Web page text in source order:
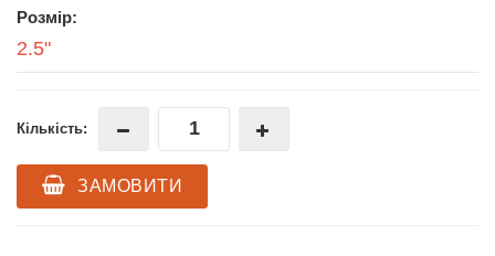
Розмір:
2.5"
Кількість:
ЗАМОВИТИ